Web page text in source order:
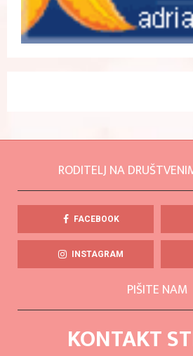
RODITELJ NA
FACEBOOK
INSTAGRAM
PIŠITE NAM
KONTAKT